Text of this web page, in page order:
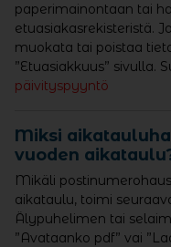
paperimainontaan tai
etuasiakasrekisteristä.
muokata tai poistaa
”Etuasiakkuus” sivulla.
päivityspyyntö
Miksi
vuoden
Mikäli
aikataulu, toimi
Älypuhelimen tai
”Avataanko pdf” vai